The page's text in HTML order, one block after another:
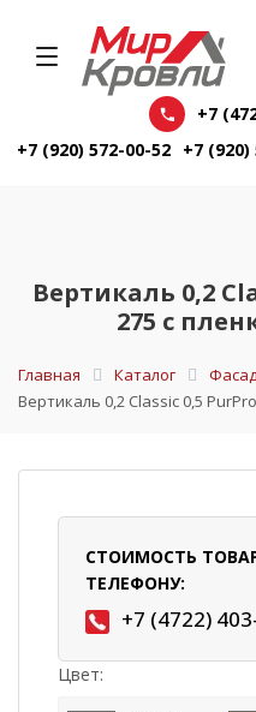
+7
+7 (920) 572-00-52 +7 (920)
Вертикаль 0,2
275 с
Главная Каталог
Вертикаль 0,2 Classic 0,5
СТОИМОСТЬ
ТЕЛЕФОНУ:
+7 (4722)
Цвет: